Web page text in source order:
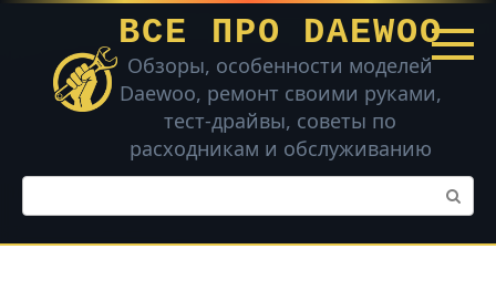
Перейти
контенту
ВСЕ ПРО DAEWOO
Обзоры, особенности моделей
Daewoo, ремонт своими руками,
тест-драйвы, советы по
расходникам и обслуживанию
Поиск: